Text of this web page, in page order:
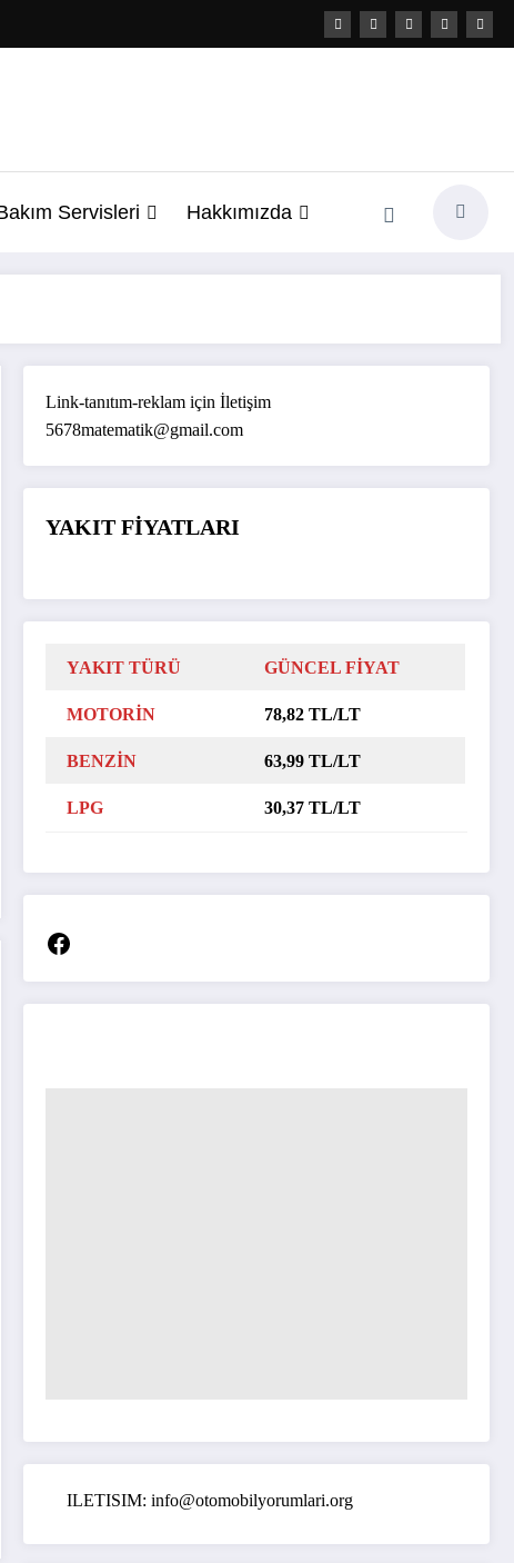
Servisleri Hakkımızda
Link-tanıtım-reklam için İletişim
5678matematik@gmail.com
YAKIT FİYATLARI
YAKIT TÜRÜ GÜNCEL FİYAT
MOTORİN 78,82 TL/LT
BENZİN 63,99 TL/LT
LPG 30,37 TL/LT
Facebook
ILETISIM: info@otomobilyorumlari.org